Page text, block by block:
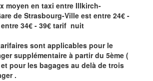
moyen en taxi entre Illkirch-
de Strasbourg-Ville est entre 24€ -
34€ - 39€ tarif nuit
sont applicables pour le
supplémentaire à partir du 5ème (
pour les bagages au delà de trois
.